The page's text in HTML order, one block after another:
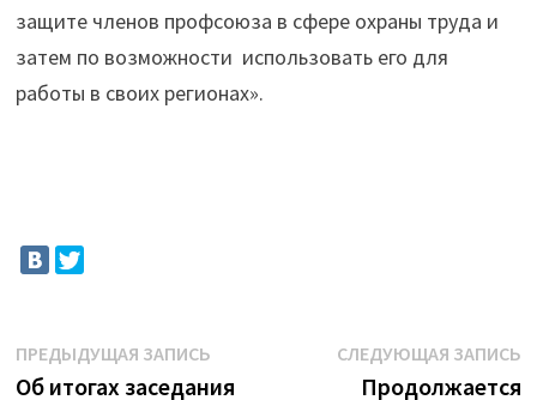
защите членов профсоюза в сфере охраны труда и
затем по возможности использовать его для
работы в своих регионах».
Навигация
ПРЕДЫДУЩАЯ ЗАПИСЬ
запись:
Об итогах заседания
СЛЕДУЮЩАЯ ЗАПИСЬ
Продолжается